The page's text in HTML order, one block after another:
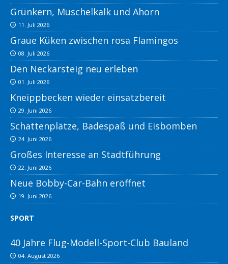
Grünkern, Muschelkalk und Ahorn
11. Juli 2026
Graue Küken zwischen rosa Flamingos
08. Juli 2026
Den Neckarsteig neu erleben
01. Juli 2026
Kneippbecken wieder einsatzbereit
29. Juni 2026
Schattenplätze, Badespaß und Eisbomben
24. Juni 2026
Großes Interesse an Stadtführung
22. Juni 2026
Neue Bobby-Car-Bahn eröffnet
19. Juni 2026
SPORT
40 Jahre Flug-Modell-Sport-Club Bauland
04. August 2026